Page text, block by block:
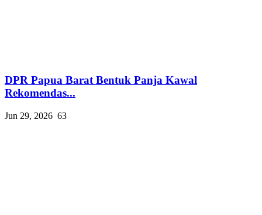
DPR Papua Barat Bentuk Panja Kawal
Rekomendas...
Jun 29, 2026 63